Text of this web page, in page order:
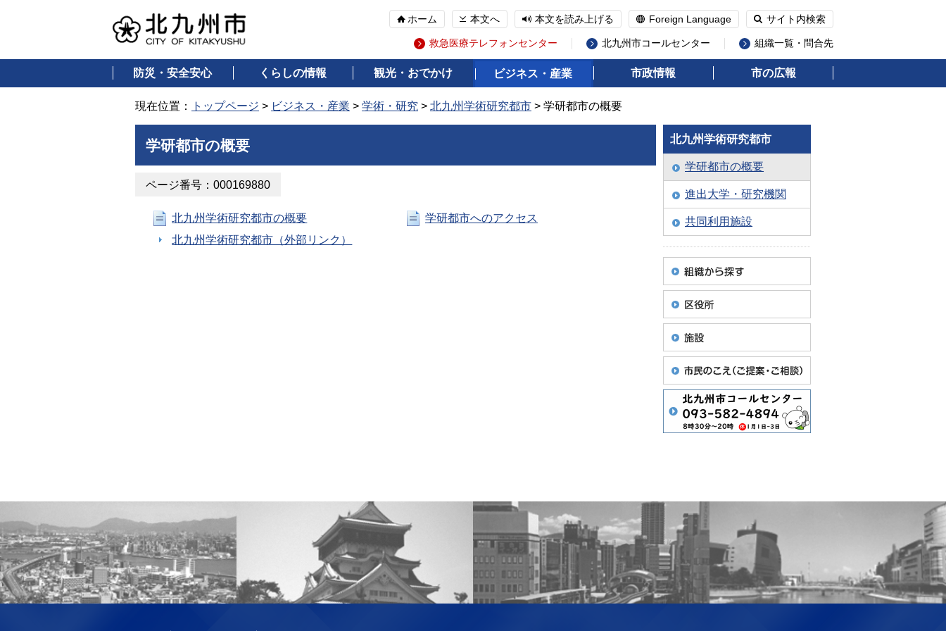
ホーム 本文へ 本文を読み上げる Foreign Language サイト内検索
救急医療テレフォンセンター 北九州市コールセンター 組織一覧・問合先
防災・安全安心 くらしの情報 観光・おでかけ ビジネス・産業 市政情報 市の広報
現在位置： トップページ > ビジネス・産業 > 学術・研究 > 北九州学術研究都市 > 学研都市の概要
学研都市の概要
ページ番号：000169880
北九州学術研究都市の概要
学研都市へのアクセス
北九州学術研究都市（外部リンク）
北九州学術研究都市
学研都市の概要
進出大学・研究機関
共同利用施設